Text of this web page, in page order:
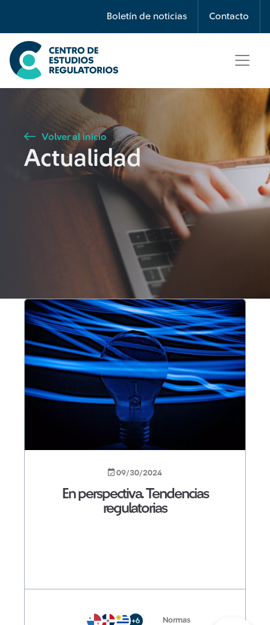
Boletín de noticias Contacto
Búsqueda
Seleccione país
Tipo de artículo
Buscar
Volver al inicio
Actualidad
09/30/2024
En perspectiva. Tendencias
regulatorias
+6 Normas